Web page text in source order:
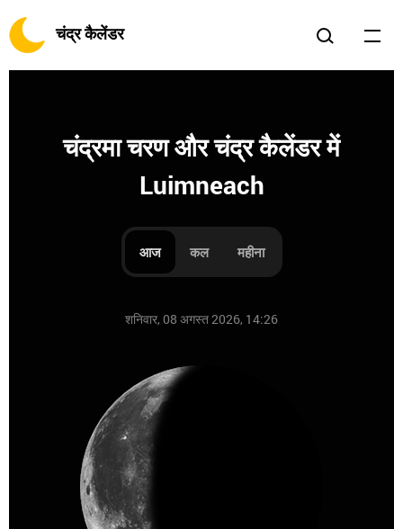
चंद्र कैलेंडर
चंद्रमा चरण और चंद्र कैलेंडर में
Luimneach
आज कल महीना
शनिवार, 08 अगस्त 2026, 14:26